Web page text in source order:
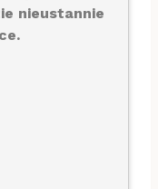
nieustannie